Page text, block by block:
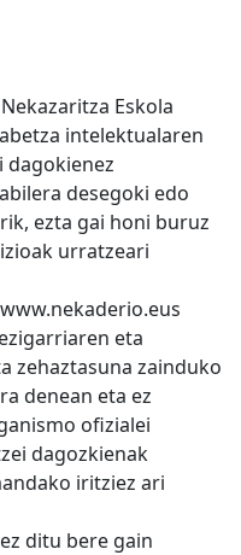
Eskola
intelektualaren
dagokienez
desegoki edo
ezta gai honi buruz
urratzeari
eta
zehaztasuna zainduko
denean eta ez
ofizialei
dagozkienak
iritziez ari
ditu bere gain